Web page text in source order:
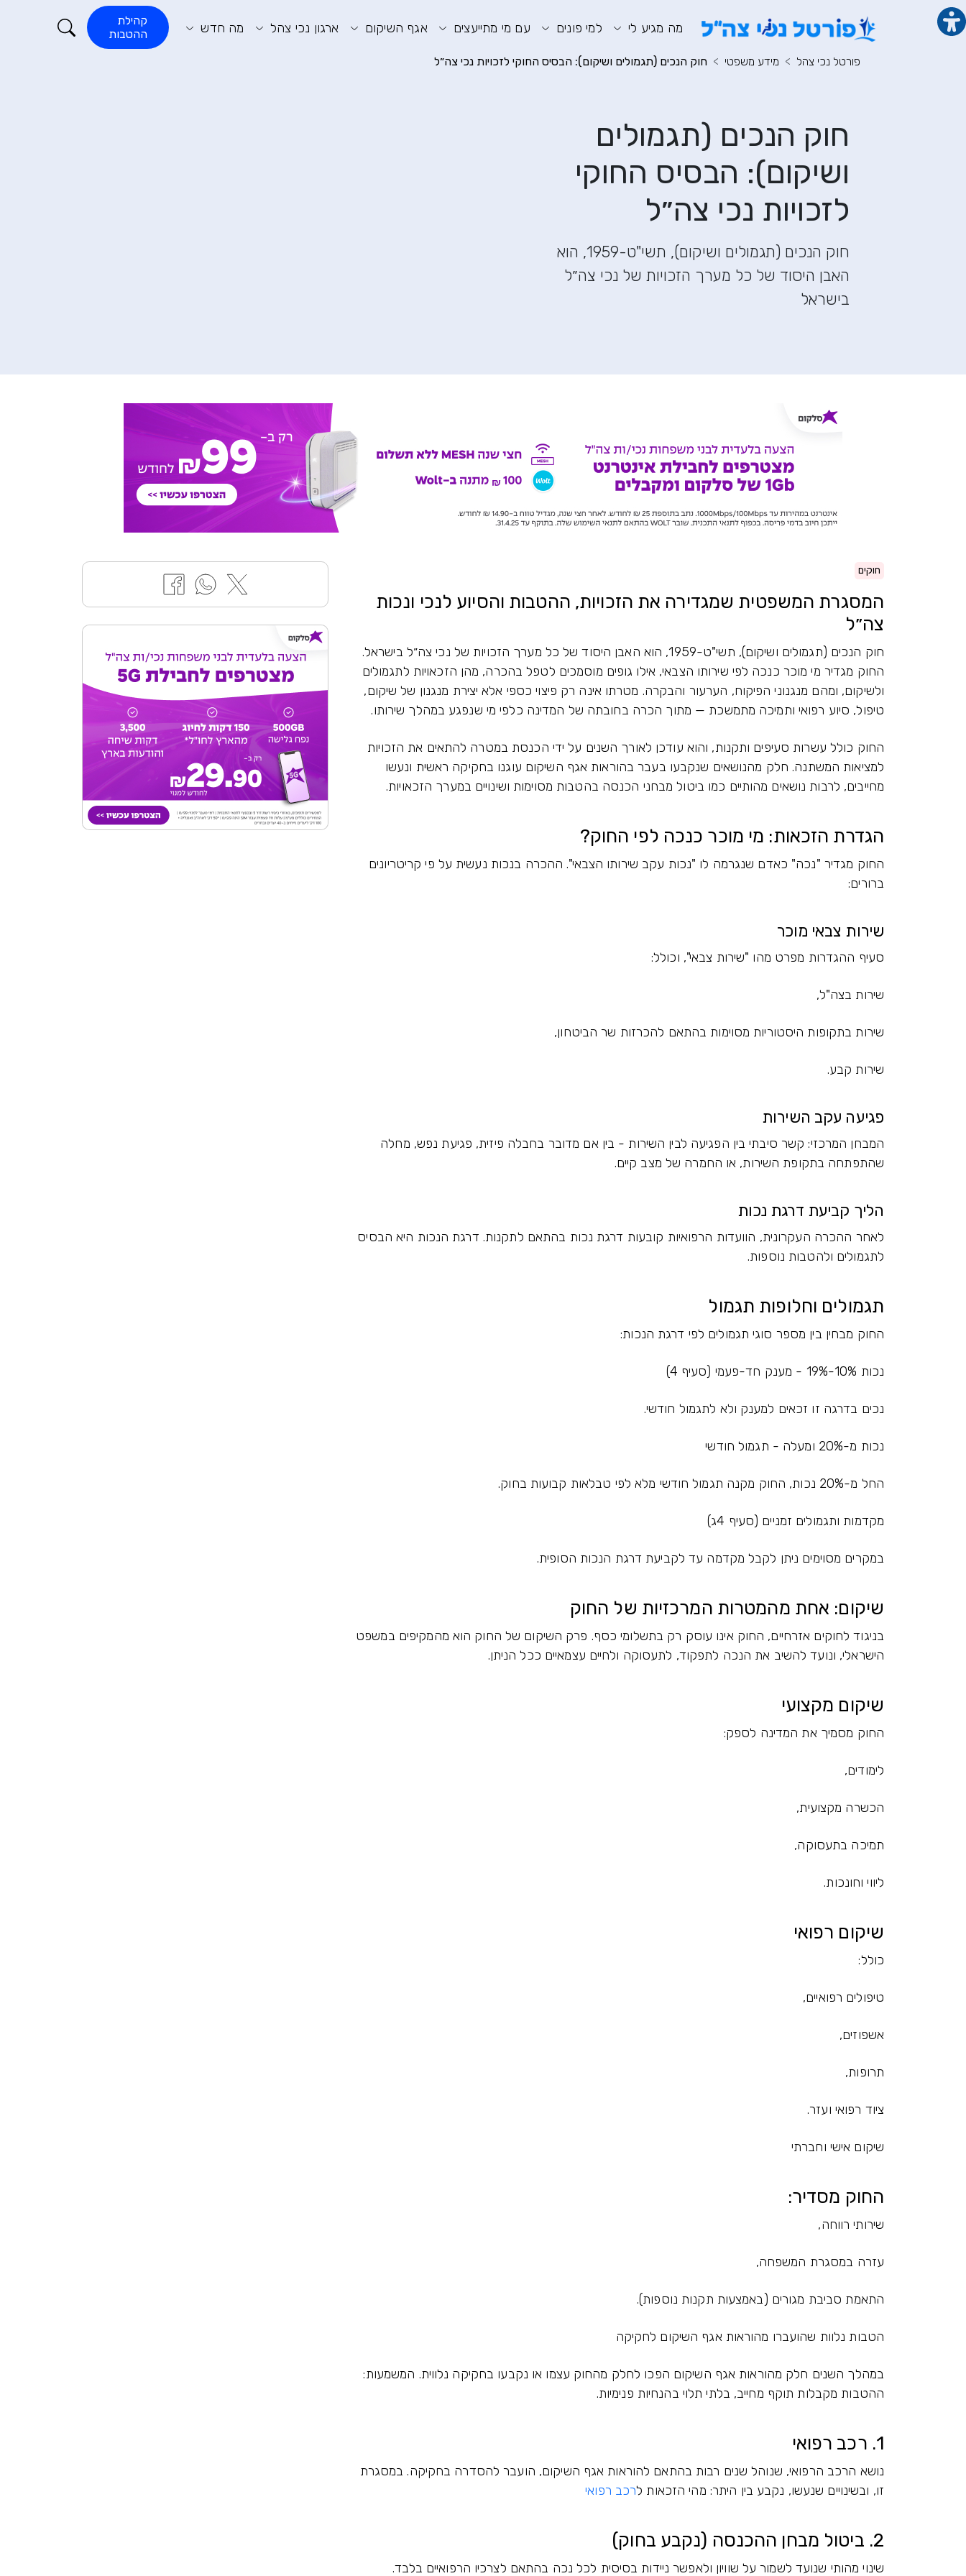
מה מגיע לי למי פונים עם מי מתייעצים אגף השיקום ארגון נכי צהל מה חדש
קהילת
ההטבות
פורטל נכי צהל
מידע משפטי חוק הנכים (תגמולים ושיקום): הבסיס החוקי לזכויות נכי צה״ל
חוק הנכים (תגמולים
ושיקום): הבסיס החוקי
לזכויות נכי צה״ל
חוק הנכים (תגמולים ושיקום), תשי"ט-1959, הוא
האבן היסוד של כל מערך הזכויות של נכי צה״ל
בישראל
חוקים
המסגרת המשפטית שמגדירה את הזכויות, ההטבות והסיוע לנכי ונכות
צה״ל
חוק הנכים (תגמולים ושיקום), תשי"ט-1959, הוא האבן היסוד של כל מערך הזכויות של נכי צה״ל בישראל.
החוק מגדיר מי מוכר כנכה לפי שירותו הצבאי, אילו גופים מוסמכים לטפל בהכרה, מהן הזכאויות לתגמולים
ולשיקום, ומהם מנגנוני הפיקוח, הערעור והבקרה. מטרתו אינה רק פיצוי כספי אלא יצירת מנגנון של שיקום,
טיפול, סיוע רפואי ותמיכה מתמשכת — מתוך הכרה בחובתה של המדינה כלפי מי שנפגע במהלך שירותו.
החוק כולל עשרות סעיפים ותקנות, והוא עודכן לאורך השנים על ידי הכנסת במטרה להתאים את הזכויות
למציאות המשתנה. חלק מהנושאים שנקבעו בעבר בהוראות אגף השיקום עוגנו בחקיקה ראשית ונעשו
מחייבים, לרבות נושאים מהותיים כמו ביטול מבחני הכנסה בהטבות מסוימות ושינויים במערך הזכאויות.
הגדרת הזכאות: מי מוכר כנכה לפי החוק?
החוק מגדיר "נכה" כאדם שנגרמה לו "נכות עקב שירותו הצבאי". ההכרה בנכות נעשית על פי קריטריונים
ברורים:
שירות צבאי מוכר
סעיף ההגדרות מפרט מהו "שירות צבאי", וכולל:
שירות בצה"ל,
שירות בתקופות היסטוריות מסוימות בהתאם להכרזות שר הביטחון,
שירות קבע.
פגיעה עקב השירות
המבחן המרכזי: קשר סיבתי בין הפגיעה לבין השירות - בין אם מדובר בחבלה פיזית, פגיעת נפש, מחלה
שהתפתחה בתקופת השירות, או החמרה של מצב קיים.
הליך קביעת דרגת נכות
לאחר ההכרה העקרונית, הוועדות הרפואיות קובעות דרגת נכות בהתאם לתקנות. דרגת הנכות היא הבסיס
לתגמולים ולהטבות נוספות.
תגמולים וחלופות תגמול
החוק מבחין בין מספר סוגי תגמולים לפי דרגת הנכות:
נכות 10%-19% - מענק חד-פעמי (סעיף 4)
נכים בדרגה זו זכאים למענק ולא לתגמול חודשי.
נכות מ-20% ומעלה - תגמול חודשי
החל מ-20% נכות, החוק מקנה תגמול חודשי מלא לפי טבלאות קבועות בחוק.
מקדמות ותגמולים זמניים (סעיף 4ג)
במקרים מסוימים ניתן לקבל מקדמה עד לקביעת דרגת הנכות הסופית.
שיקום: אחת מהמטרות המרכזיות של החוק
בניגוד לחוקים אזרחיים, החוק אינו עוסק רק בתשלומי כסף. פרק השיקום של החוק הוא מהמקיפים במשפט
הישראלי, ונועד להשיב את הנכה לתפקוד, לתעסוקה ולחיים עצמאיים ככל הניתן.
שיקום מקצועי
החוק מסמיך את המדינה לספק:
לימודים,
הכשרה מקצועית,
תמיכה בתעסוקה,
ליווי וחונכות.
שיקום רפואי
כולל:
טיפולים רפואיים,
אשפוזים,
תרופות,
ציוד רפואי ועזר.
שיקום אישי וחברתי
החוק מסדיר:
שירותי רווחה,
עזרה במסגרת המשפחה,
התאמת סביבת מגורים (באמצעות תקנות נוספות).
הטבות נלוות שהועברו מהוראות אגף השיקום לחקיקה
במהלך השנים חלק מהוראות אגף השיקום הפכו לחלק מהחוק עצמו או נקבעו בחקיקה נלווית. המשמעות:
ההטבות מקבלות תוקף מחייב, בלתי תלוי בהנחיות פנימיות.
1. רכב רפואי
נושא הרכב הרפואי, שנוהל שנים רבות בהתאם להוראות אגף השיקום, הועבר להסדרה בחקיקה. במסגרת
זו, ובשינויים שנעשו, נקבע בין היתר: מהי הזכאות לרכב רפואי
2. ביטול מבחן ההכנסה (נקבע בחוק)
שינוי מהותי שנועד לשמור על שוויון ולאפשר ניידות בסיסית לכל נכה בהתאם לצרכיו הרפואיים בלבד.
תוכן מרכזי מנוע חיפוש תפריט ראשי תפריט נגישות קורא התוכן